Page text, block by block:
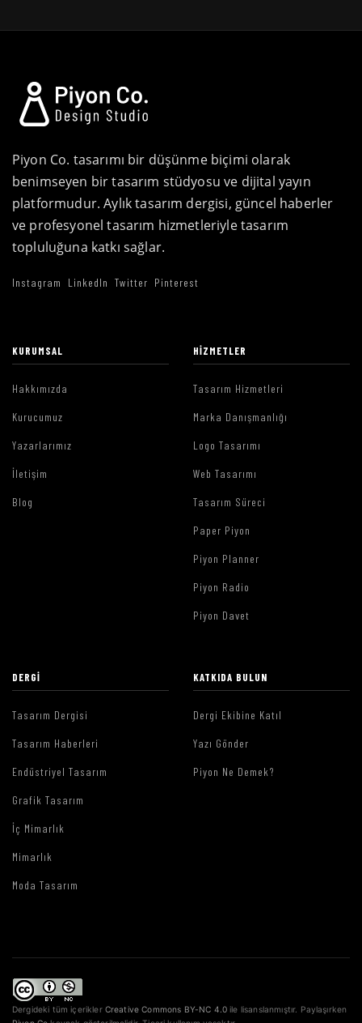
Piyon Co. tasarımı bir düşünme biçimi olarak
benimseyen bir tasarım stüdyosu ve dijital yayın
platformudur. Aylık tasarım dergisi, güncel haberler
ve profesyonel tasarım hizmetleriyle tasarım
topluluğuna katkı sağlar.
Instagram LinkedIn Twitter Pinterest
KURUMSAL
Hakkımızda
Kurucumuz
Yazarlarımız
İletişim
Blog
HIZMETLER
Tasarım Hizmetleri
Marka Danışmanlığı
Logo Tasarımı
Web Tasarımı
Tasarım Süreci
Paper Piyon
Piyon Planner
Piyon Radio
Piyon Davet
DERGI
Tasarım Dergisi
Tasarım Haberleri
Endüstriyel Tasarım
Grafik Tasarım
İç Mimarlık
Mimarlık
Moda Tasarım
KATKIDA BULUN
Dergi Ekibine Katıl
Yazı Gönder
Piyon Ne Demek?
Dergideki tüm içerikler Creative Commons BY-NC 4.0 ile lisanslanmıştır. Paylaşırken